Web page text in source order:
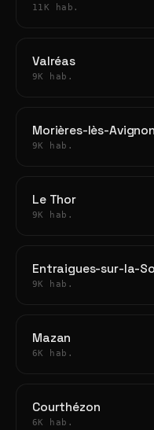
11K hab.
Valréas
9K hab.
Morières-lès-Avignon
9K hab.
Le Thor
9K hab.
Entraigues-sur-la-
9K hab.
Mazan
6K hab.
Courthézon
6K hab.